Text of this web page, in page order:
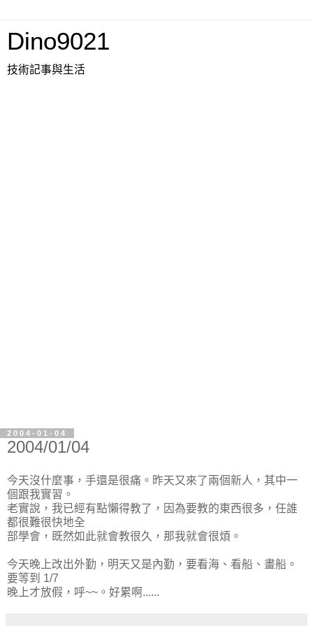
Dino9021
技術記事與生活
2004-01-04
2004/01/04
今天沒什麼事，手還是很痛。昨天又來了兩個新人，其中一
個跟我實習。
老實說，我已經有點懶得教了，因為要教的東西很多，任誰
都很難很快地全
部學會，既然如此就會教很久，那我就會很煩。
今天晚上改出外勤，明天又是內勤，要看海、看船、畫船。
要等到 1/7
晚上才放假，呼~~。好累啊......